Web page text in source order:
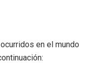
en el mundo